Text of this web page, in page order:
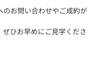
のお問い合わせやご成約が
ひお早めにご見学くださ